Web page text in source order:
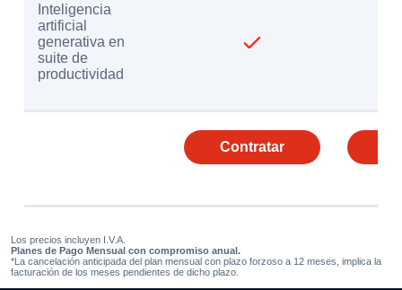
Inteligencia
artificial
generativa en
suite de
productividad
Contratar
Los precios incluyen I.V.A.
Planes de Pago Mensual con compromiso anual.
*La cancelación anticipada del plan mensual con plazo forzoso a 12 meses, implica la
facturación de los meses pendientes de dicho plazo.